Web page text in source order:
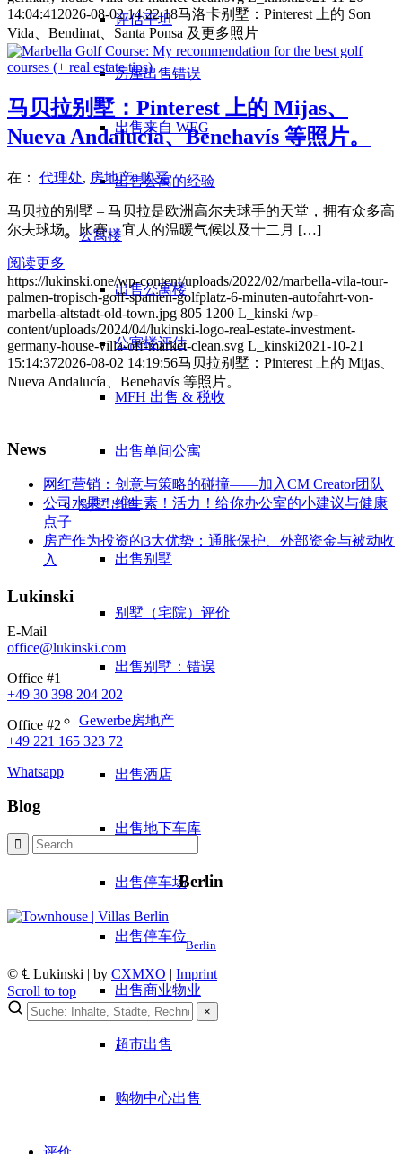
评估平坦
房屋出售错误
出售来自 WEG
出售公寓的经验
公寓楼
出售公寓楼
公寓楼评估
MFH 出售 & 税收
出售单间公寓
别墅出售
出售别墅
别墅（宅院）评价
出售别墅：错误
Gewerbe房地产
出售酒店
出售地下车库
出售停车场
出售停车位
出售商业物业
超市出售
购物中心出售
14:04:41 2026-08-02 14:22:18马洛卡别墅：Pinterest 上的 Son
Vida、Bendinat、Santa Ponsa 及更多照片
马贝拉别墅：Pinterest 上的 Mijas、
Nueva Andalucía、Benehavís 等照片。
在： 代理处, 房地产,购买
马贝拉的别墅 – 马贝拉是欧洲高尔夫球手的天堂，拥有众多高
尔夫球场。比赛、宜人的温暖气候以及十二月 […]
阅读更多
https://lukinski.one/wp-content/uploads/2022/02/marbella-vila-tour-
palmen-tropisch-golf-spanien-golfplatz-6-minuten-autofahrt-von-
marbella-altstadt-old-town.jpg 805 1200 L_kinski /wp-
content/uploads/2024/04/lukinski-logo-real-estate-investment-
germany-house-villa-off-market-clean.svg L_kinski2021-10-21
15:14:372026-08-02 14:19:56马贝拉别墅：Pinterest 上的 Mijas、
Nueva Andalucía、Benehavís 等照片。
News
网红营销：创意与策略的碰撞——加入CM Creator团队
公司水果！维生素！活力！给你办公室的小建议与健康
点子
房产作为投资的3大优势：通胀保护、外部资金与被动收
入
Lukinski
E-Mail
office@lukinski.com
Office #1
+49 30 398 204 202
Office #2
+49 221 165 323 72
Whatsapp
Blog
Berlin
Berlin
© ℄ Lukinski | by CXMXO | Imprint
Scroll to top
×
Exklusive Immobilien-Deals, Off-Market-Angebote und Markt-